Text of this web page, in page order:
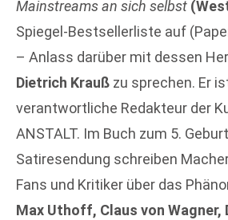
Mainstreams an sich selbst
Spiegel-Bestsellerliste auf
– Anlass darüber mit dessen
Dietrich Krauß zu sprechen. Er
verantwortliche Redakteur der
ANSTALT. Im Buch zum 5.
Satiresendung schreiben
Fans und Kritiker über das
Max Uthoff, Claus von Wagner,